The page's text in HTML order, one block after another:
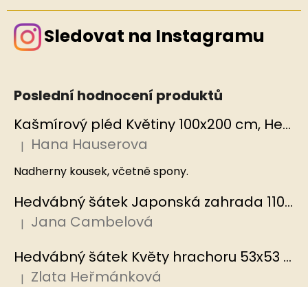
Sledovat na Instagramu
Poslední hodnocení produktů
Kašmírový pléd Květiny 100x200 cm, Hedvábný svět
Hodnocení produktu je 5 z 5 hvězdiček.
| Hana Hauserova
Nadherny kousek, včetně spony.
Hedvábný šátek Japonská zahrada 110x110 cm v dárkovém balení, HEDVÁBNÝ SVĚT
Hodnocení produktu je 5 z 5 hvězdiček.
| Jana Cambelová
Hedvábný šátek Květy hrachoru 53x53 cm v dárkovém balení, HEDVÁBNÝ SVĚT
| Zlata Heřmánková